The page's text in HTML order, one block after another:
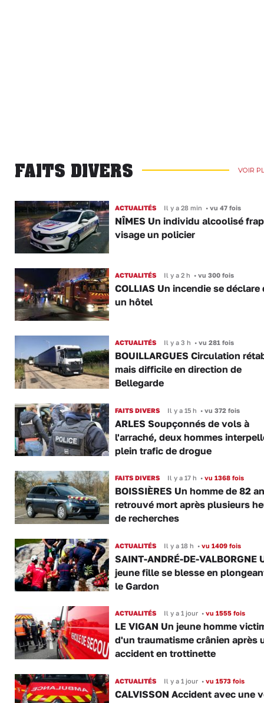
FAITS DIVERS VOIR
ACTUALITÉS Il y a 28 min •vu 47 fois
NÎMES Un individu alcoolisé
visage un policier
ACTUALITÉS Il y a 2 h •vu 300 fois
COLLIAS Un incendie se déclare
un hôtel
ACTUALITÉS Il y a 3 h •vu 281 fois
BOUILLARGUES Circulation
mais difficile en direction de
Bellegarde
FAITS DIVERS Il y a 15 h •vu 372 fois
ARLES Soupçonnés de vols à
l'arraché, deux hommes
plein trafic de drogue
FAITS DIVERS Il y a 17 h •vu 1368 fois
BOISSIÈRES Un homme de 82
retrouvé mort après plusieurs
de recherches
ACTUALITÉS Il y a 18 h •vu 1409 fois
SAINT-ANDRÉ-DE-VALBORGNE
jeune fille se blesse en
le Gardon
ACTUALITÉS Il y a 1 jour •vu 1555 fois
LE VIGAN Un jeune homme
d'un traumatisme crânien après
accident en trottinette
ACTUALITÉS Il y a 1 jour •vu 1573 fois
CALVISSON Accident avec une